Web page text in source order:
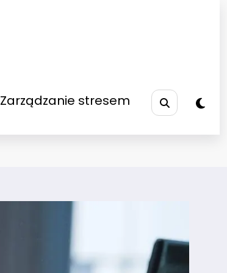
Zarządzanie stresem